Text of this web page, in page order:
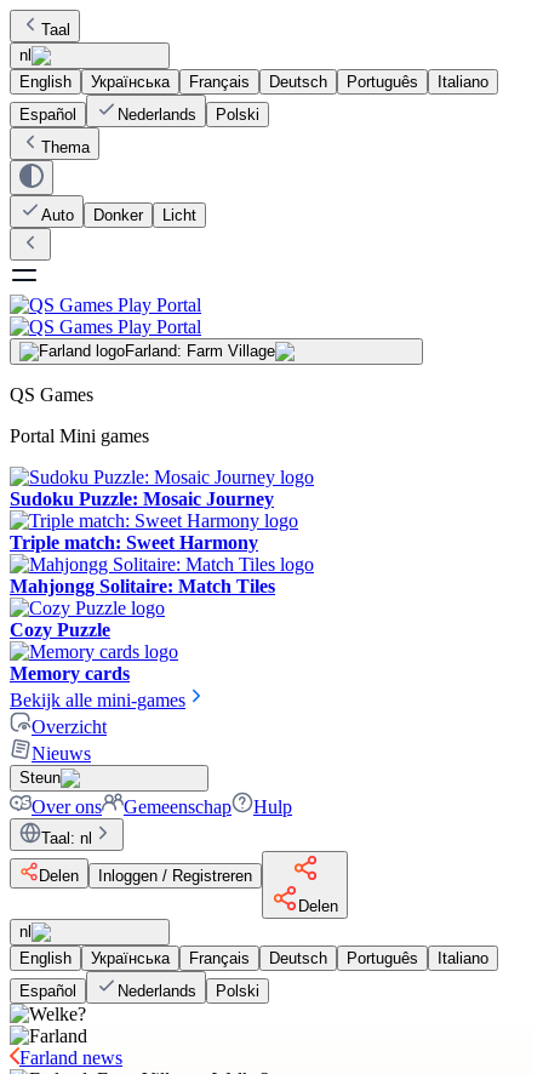
Taal
nl
English
Українська Français Deutsch Português
Italiano
Español
Nederlands
Polski
Thema
Auto Donker Licht
Farland: Farm Village
QS Games
Portal Mini games
Sudoku Puzzle: Mosaic Journey
Triple match: Sweet Harmony
Mahjongg Solitaire: Match Tiles
Cozy Puzzle
Memory cards
Bekijk alle mini-games
Overzicht
Nieuws
Steun
Over ons Gemeenschap Hulp
Taal : nl
Delen
Inloggen / Registreren
Delen
nl
English
Українська Français Deutsch Português
Italiano
Español
Nederlands Polski
Farland news